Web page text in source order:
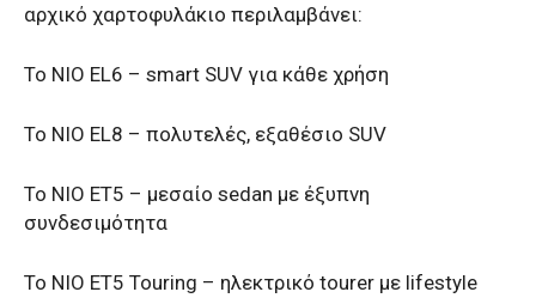
αρχικό χαρτοφυλάκιο περιλαμβάνει:
Το NIO EL6 – smart SUV για κάθε χρήση
Το NIO EL8 – πολυτελές, εξαθέσιο SUV
Το NIO ET5 – μεσαίο sedan με έξυπνη
συνδεσιμότητα
Το NIO ET5 Touring – ηλεκτρικό tourer με lifestyle